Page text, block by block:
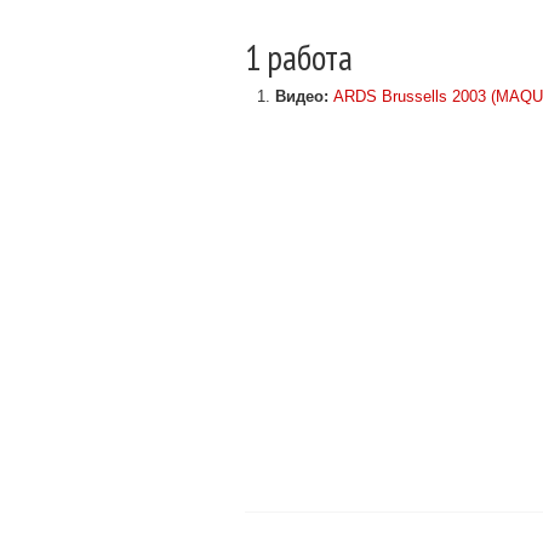
1 работа
Видео: ARDS Brussells 2003